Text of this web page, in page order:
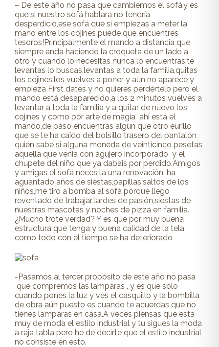
– De este año no pasa que cambiemos el sofá.y es
que si nuestro sofá hablara no tendría
desperdicio,ese sofá que si empiezas a meter la
mano entre los cojines puede que encuentres
tesoros!Principalmente el mando a distancia que
siempre anda haciendo la croqueta de un lado a
otro y cuando lo necesitas nunca lo encuentras,te
levantas lo buscas,levantas a toda la familia,quitas
los cojines,los vuelves a poner y aún no aparece y
empieza First dates y no quieres perdértelo pero el
mando está desaparecido,a los 2 minutos vuelves a
levantar a toda la familia y a quitar de nuevo los
cojines y como por arte de magia ahí está el
mando,de paso encuentras algún que otro eurillo
que se te ha caído del bolsillo trasero del pantalón
quién sabe si alguna moneda de veinticinco pesetas
aquella que venia con agujero incorporado y el
chupete del niño que ya dabais por perdido.Amigos
y amigas el sofá necesita una renovación, ha
aguantado años de siestas,papillas,saltos de los
niños,me tiro a bomba al sofá porque llego
reventado de trabajar,tardes de pasión,siestas de
nuestras mascotas y noches de pizza en familia.
¿Mucho trote verdad? Y es que por muy buena
estructura que tenga y buena calidad de la tela
como todo con el tiempo se ha deteriorado
-Pasamos al tercer propósito de este año no pasa
que compremos las lamparas , y es que sólo
cuando pones la luz y ves el casquillo y la bombilla
de obra aún puesto es cuando te acuerdas que no
tienes lamparas en casa.A veces piensas que esta
muy de moda el estilo industrial y tu sigues la moda
a raja tabla pero he de decirte que el estilo industrial
no consiste en esto.